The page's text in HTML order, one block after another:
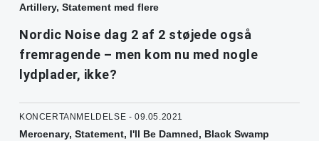
Artillery, Statement med flere
Nordic Noise dag 2 af 2 støjede også
fremragende – men kom nu med nogle
lydplader, ikke?
KONCERTANMELDELSE - 09.05.2021
Mercenary, Statement, I'll Be Damned, Black Swamp